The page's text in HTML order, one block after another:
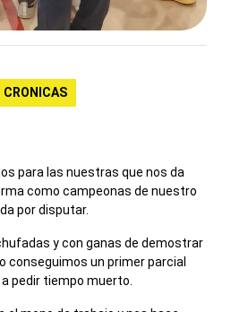
CRONICAS
para las nuestras que nos da
como campeonas de nuestro
por disputar.
y con ganas de demostrar
conseguimos un primer parcial
pedir tiempo muerto.